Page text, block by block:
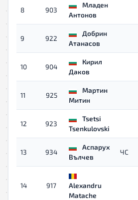
8 903
Младен
Антонов
9 922
Добрин
Атанасов
10 904
Кирил
Даков
11 925
Мартин
Митин
12 923
Tsetsi
Tsenkulovski
13 934
Аспарух
Вълчев
ЧС
14 917
Alexandru
Matache